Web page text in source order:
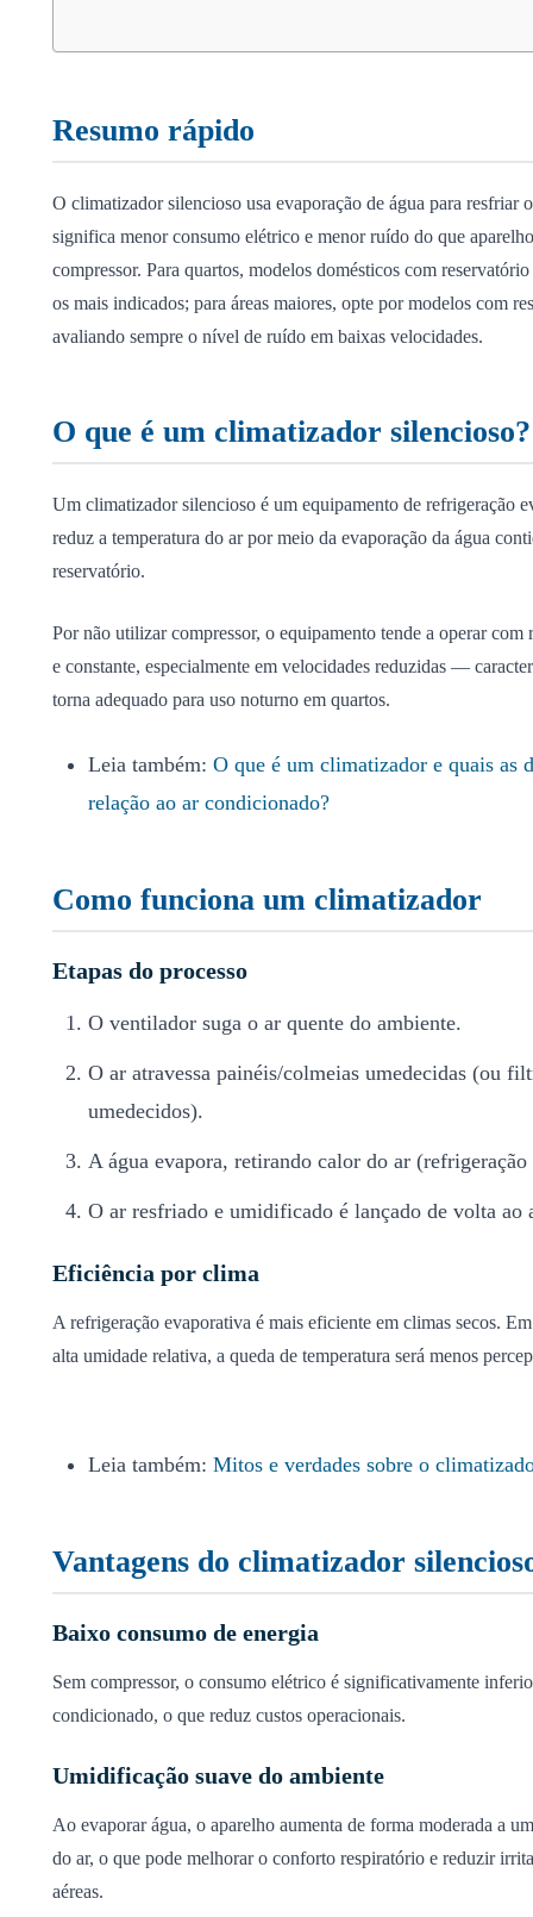
Resumo rápido
O climatizador silencioso usa evaporação de água para resfriar
significa menor consumo elétrico e menor ruído do que
compressor. Para quartos, modelos domésticos com
os mais indicados; para áreas maiores, opte por modelos com
avaliando sempre o nível de ruído em baixas velocidades.
O que é um climatizador silencioso?
Um climatizador silencioso é um equipamento de refrigeração
reduz a temperatura do ar por meio da evaporação da água
reservatório.
Por não utilizar compressor, o equipamento tende a operar com
e constante, especialmente em velocidades reduzidas —
torna adequado para uso noturno em quartos.
Leia também: O que é um climatizador e quais as
relação ao ar condicionado?
Como funciona um climatizador
Etapas do processo
O ventilador suga o ar quente do ambiente.
O ar atravessa painéis/colmeias umedecidas (ou
umedecidos).
A água evapora, retirando calor do ar
O ar resfriado e umidificado é lançado de volta ao
Eficiência por clima
A refrigeração evaporativa é mais eficiente em climas secos.
alta umidade relativa, a queda de temperatura será menos
Leia também: Mitos e verdades sobre o
Vantagens do climatizador
Baixo consumo de energia
Sem compressor, o consumo elétrico é significativamente
condicionado, o que reduz custos operacionais.
Umidificação suave do ambiente
Ao evaporar água, o aparelho aumenta de forma moderada a
do ar, o que pode melhorar o conforto respiratório e reduzir
aéreas.